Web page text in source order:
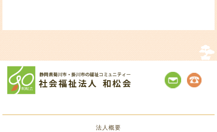
法人概要